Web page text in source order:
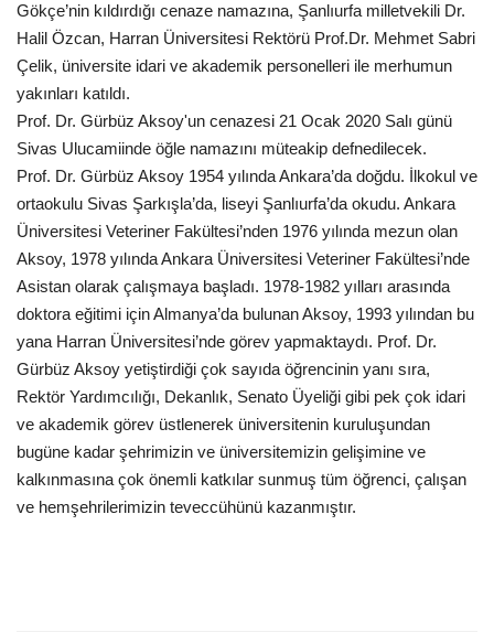
Künye
Yaşam
İletişim
Sağlık
Kültür Sanat
Gökçe’nin kıldırdığı cenaze namazına, Şanlıurfa milletvekili Dr.
Halil Özcan, Harran Üniversitesi Rektörü Prof.Dr. Mehmet Sabri
Çelik, üniversite idari ve akademik personelleri ile merhumun
yakınları katıldı.
Prof. Dr. Gürbüz Aksoy'un cenazesi 21 Ocak 2020 Salı günü
Sivas Ulucamiinde öğle namazını müteakip defnedilecek.
Prof. Dr. Gürbüz Aksoy 1954 yılında Ankara’da doğdu. İlkokul ve
ortaokulu Sivas Şarkışla’da, liseyi Şanlıurfa’da okudu. Ankara
Üniversitesi Veteriner Fakültesi’nden 1976 yılında mezun olan
Aksoy, 1978 yılında Ankara Üniversitesi Veteriner Fakültesi’nde
Asistan olarak çalışmaya başladı. 1978-1982 yılları arasında
doktora eğitimi için Almanya’da bulunan Aksoy, 1993 yılından bu
yana Harran Üniversitesi’nde görev yapmaktaydı. Prof. Dr.
Gürbüz Aksoy yetiştirdiği çok sayıda öğrencinin yanı sıra,
Rektör Yardımcılığı, Dekanlık, Senato Üyeliği gibi pek çok idari
ve akademik görev üstlenerek üniversitenin kuruluşundan
bugüne kadar şehrimizin ve üniversitemizin gelişimine ve
kalkınmasına çok önemli katkılar sunmuş tüm öğrenci, çalışan
ve hemşehrilerimizin teveccühünü kazanmıştır.